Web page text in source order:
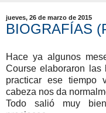
jueves, 26 de marzo de 2015
BIOGRAFÍAS
Hace ya algunos
Course elaboraron las
practicar ese tiempo
cabeza nos da
Todo salió muy